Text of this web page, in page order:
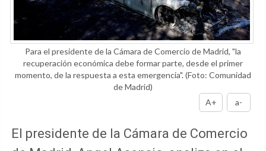
Para el presidente de la Cámara de Comercio de Madrid, "la
recuperación económica debe formar parte, desde el primer
momento, de la respuesta a esta emergencia".(Foto: Comunidad
de Madrid)
A+
a-
El presidente de la Cámara de Comercio